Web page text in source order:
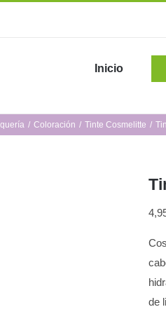
Inicio
Coloración Tinte Cosmelitte
de